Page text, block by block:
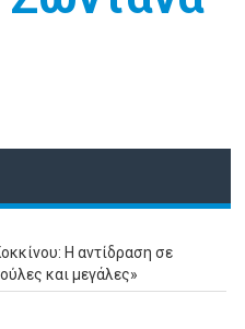
Η αντίδραση σε
και μεγάλες»